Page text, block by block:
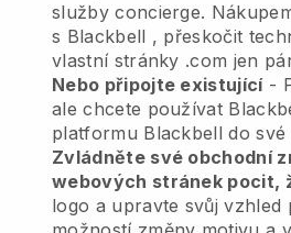
služby concierge.
s Blackbell , přeskočit
vlastní stránky .com jen
Nebo připojte existující-
ale chcete používat
platformu Blackbell do své
Zvládněte své obchodní
webových stránek pocit,
logo a upravte svůj vzhled